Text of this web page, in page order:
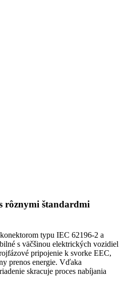
rôznymi štandardmi
typu IEC 62196-2 a
s väčšinou elektrických vozidiel
pripojenie k svorke EEC,
prenos energie. Vďaka
skracuje proces nabíjania